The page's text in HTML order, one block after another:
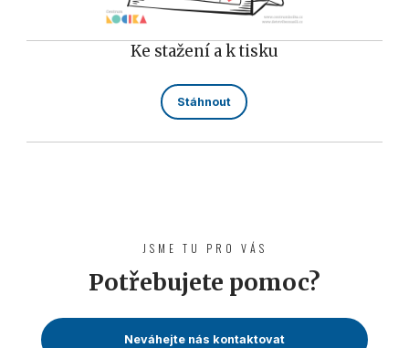
Ke stažení a k tisku
Stáhnout
JSME TU PRO VÁS
Potřebujete pomoc?
Neváhejte nás kontaktovat